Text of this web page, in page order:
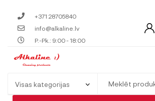
+371 28705840
info@alkaline.lv
P.-Pk.: 9:00 - 18:00